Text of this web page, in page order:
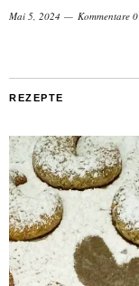
Mai 5, 2024 Kommentare 0
REZEPTE